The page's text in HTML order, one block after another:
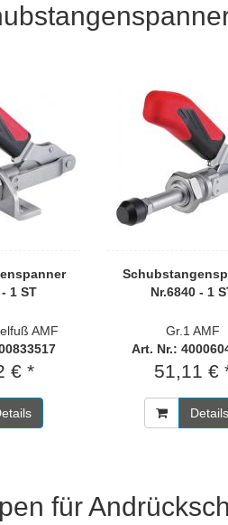
1 ST
AMF
€ *
Nr.6840 - 1
Gr.1 AMF
Art. Nr.:
51,11 €
Details
für